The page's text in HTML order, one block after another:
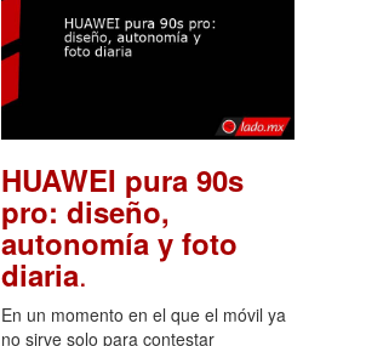
HUAWEI pura 90s
pro: diseño,
autonomía y foto
diaria.
En un momento en el que el móvil ya
no sirve solo para contestar